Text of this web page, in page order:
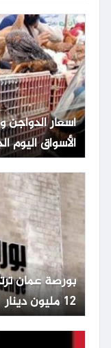
أسعار
الأسواق اليوم الجمعة 3
12 مليون دينار